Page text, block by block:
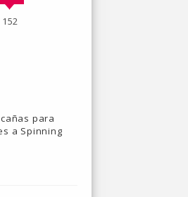
152
para
a Spinning